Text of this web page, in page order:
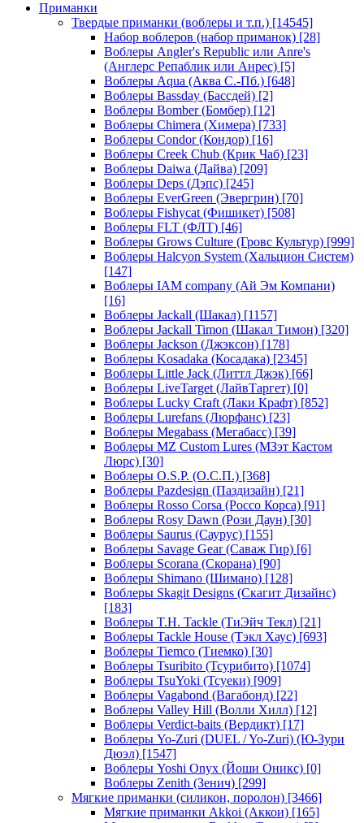
Приманки
Твердые приманки (воблеры и т.п.) [14545]
Набор воблеров (набор приманок) [28]
Воблеры Angler's Republic или Anre's
(Англерс Репаблик или Анрес) [5]
Воблеры Aqua (Аква С.-Пб.) [648]
Воблеры Bassday (Бассдей) [2]
Воблеры Bomber (Бомбер) [12]
Воблеры Chimera (Химера) [733]
Воблеры Condor (Кондор) [16]
Воблеры Creek Chub (Крик Чаб) [23]
Воблеры Daiwa (Дайва) [209]
Воблеры Deps (Дэпс) [245]
Воблеры EverGreen (Эвергрин) [70]
Воблеры Fishycat (Фишикет) [508]
Воблеры FLT (ФЛТ) [46]
Воблеры Grows Culture (Гровс Культур) [999]
Воблеры Halcyon System (Хальцион Систем)
[147]
Воблеры IAM company (Ай Эм Компани)
[16]
Воблеры Jackall (Шакал) [1157]
Воблеры Jackall Timon (Шакал Тимон) [320]
Воблеры Jackson (Джэксон) [178]
Воблеры Kosadaka (Косадака) [2345]
Воблеры Little Jack (Литтл Джэк) [66]
Воблеры LiveTarget (ЛайвТаргет) [0]
Воблеры Lucky Craft (Лаки Крафт) [852]
Воблеры Lurefans (Люрфанс) [23]
Воблеры Megabass (Мегабасс) [39]
Воблеры MZ Custom Lures (МЗэт Кастом
Люрс) [30]
Воблеры O.S.P. (О.С.П.) [368]
Воблеры Pazdesign (Паздизайн) [21]
Воблеры Rosso Corsa (Россо Корса) [91]
Воблеры Rosy Dawn (Рози Даун) [30]
Воблеры Saurus (Саурус) [155]
Воблеры Savage Gear (Саваж Гир) [6]
Воблеры Scorana (Скорана) [90]
Воблеры Shimano (Шимано) [128]
Воблеры Skagit Designs (Скагит Дизайнс)
[183]
Воблеры T.H. Tackle (ТиЭйч Текл) [21]
Воблеры Tackle House (Тэкл Хаус) [693]
Воблеры Tiemco (Тиемко) [30]
Воблеры Tsuribito (Тсурибито) [1074]
Воблеры TsuYoki (Тсуеки) [909]
Воблеры Vagabond (Вагабонд) [22]
Воблеры Valley Hill (Волли Хилл) [12]
Воблеры Verdict-baits (Вердикт) [17]
Воблеры Yo-Zuri (DUEL / Yo-Zuri) (Ю-Зури
Дюэл) [1547]
Воблеры Yoshi Onyx (Йоши Оникс) [0]
Воблеры Zenith (Зенич) [299]
Мягкие приманки (силикон, поролон) [3466]
Мягкие приманки Akkoi (Аккои) [165]